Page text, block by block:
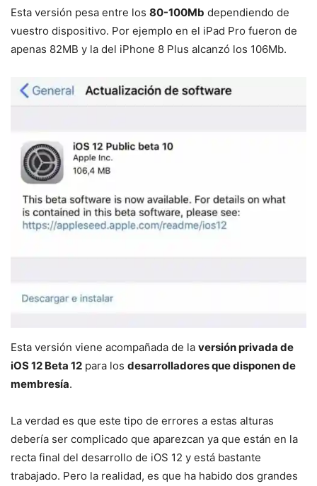
Esta versión pesa entre los 80-100Mb dependiendo de
vuestro dispositivo. Por ejemplo en el iPad Pro fueron de
apenas 82MB y la del iPhone 8 Plus alcanzó los 106Mb.
Esta versión viene acompañada de la versión privada de
iOS 12 Beta 12 para los desarrolladores que disponen de
membresía.
La verdad es que este tipo de errores a estas alturas
debería ser complicado que aparezcan ya que están en la
recta final del desarrollo de iOS 12 y está bastante
trabajado. Pero la realidad, es que ha habido dos grandes